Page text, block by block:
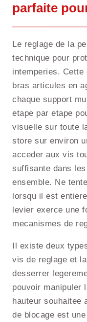
parfaite
Le reglage de la
technique pour
intemperies. Cette
bras articules en
chaque support
etape par etape
visuelle sur toute
store sur environ
acceder aux vis
suffisante dans
ensemble. Ne
lorsqu il est
levier exerce une
mecanismes de
Il existe deux
vis de reglage et
desserrer
pouvoir manipuler
hauteur souhaitee
de blocage est